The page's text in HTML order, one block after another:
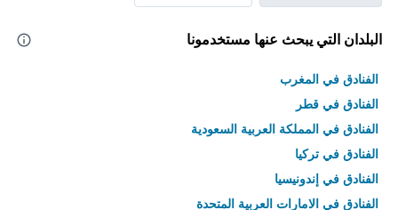
البلدان التي يبحث عنها مستخدمونا
الفنادق في المغرب
الفنادق في قطر
الفنادق في المملكة العربية السعودية
الفنادق في تركيا
الفنادق في إندونيسيا
الفنادق في الامارات العربية المتحدة